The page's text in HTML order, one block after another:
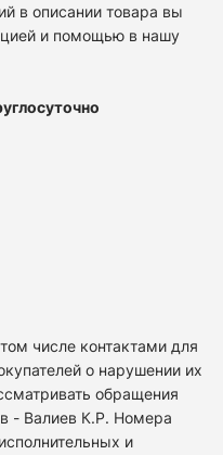
в описании товара вы
и помощью в нашу
числе контактами для
о нарушении их
обращения
- Валиев К.Р. Номера
и